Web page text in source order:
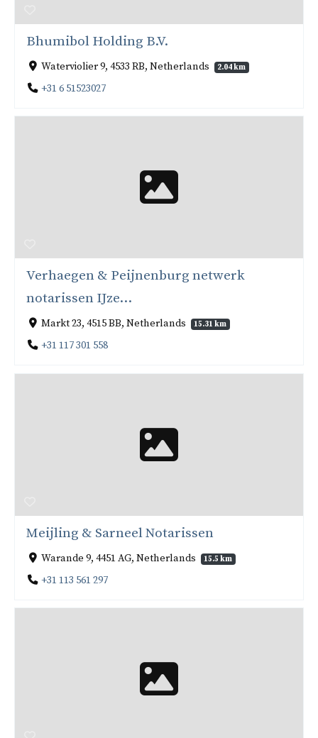
Bhumibol Holding B.V.
Waterviolier 9, 4533 RB, Netherlands 2.04 km
+31 6 51523027
Verhaegen & Peijnenburg netwerk
notarissen IJze...
Markt 23, 4515 BB, Netherlands 15.31 km
+31 117 301 558
Meijling & Sarneel Notarissen
Warande 9, 4451 AG, Netherlands 15.5 km
+31 113 561 297